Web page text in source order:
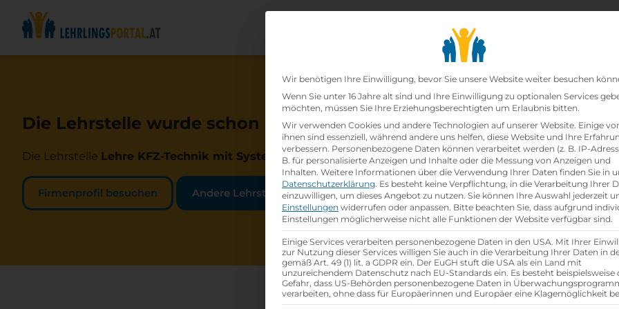
Lehrbetriebesearch
Die Lehrstelle wurde schon besetzt!
Die Lehrstelle Lehre KFZ-Technik mit Systemelektronik - 4 Lehrjahre (m/w/x)beiWolfgang Denzel AG
Firmenprofil besuchen Andere Lehrstelle suchen
Datenschutz-
Wir benötigen Ihre Einwilligung, bevor Sie unsere Website weiter besuchen
Wenn Sie unter 16 Jahre alt sind und Ihre Einwilligung zu optionalen Services
möchten, müssen Sie Ihre Erziehungsberechtigten um Erlaubnis bitten.
Wir verwenden Cookies und andere Technologien auf unserer Website. Einige
ihnen sind essenziell, während andere uns helfen, diese Website und Ihre
verbessern. Personenbezogene Daten können verarbeitet werden (z. B. IP-
B. für personalisierte Anzeigen und Inhalte oder die Messung von Anzeigen und
Inhalten. Weitere Informationen über die Verwendung Ihrer Daten finden Sie in
Datenschutzerklärung. Es besteht keine Verpflichtung, in die Verarbeitung Ihrer
einzuwilligen, um dieses Angebot zu nutzen. Sie können Ihre Auswahl jederzeit
Einstellungen widerrufen oder anpassen. Bitte beachten Sie, dass aufgrund
Einstellungen möglicherweise nicht alle Funktionen der Website verfügbar sind.
Einige Services verarbeiten personenbezogene Daten in den USA. Mit Ihrer
zur Nutzung dieser Services willigen Sie auch in die Verarbeitung Ihrer Daten in
gemäß Art. 49 (1) lit. a GDPR ein. Der EuGH stuft die USA als ein Land mit
unzureichendem Datenschutz nach EU-Standards ein. Es besteht beispielsweise
Gefahr, dass US-Behörden personenbezogene Daten in
verarbeiten, ohne dass für Europäerinnen und Europäer eine Klagemöglichkeit